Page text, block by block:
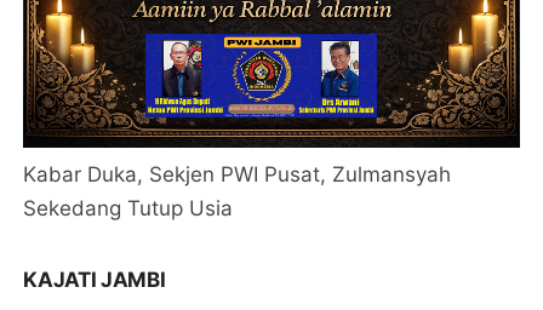
Kabar Duka, Sekjen PWI Pusat, Zulmansyah
Sekedang Tutup Usia
KAJATI JAMBI